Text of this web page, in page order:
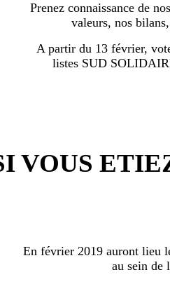
Prenez connaissance de
valeurs, nos
A partir du 13 février,
listes SUD
VOUS
En février 2019 auront lieu
au sein de